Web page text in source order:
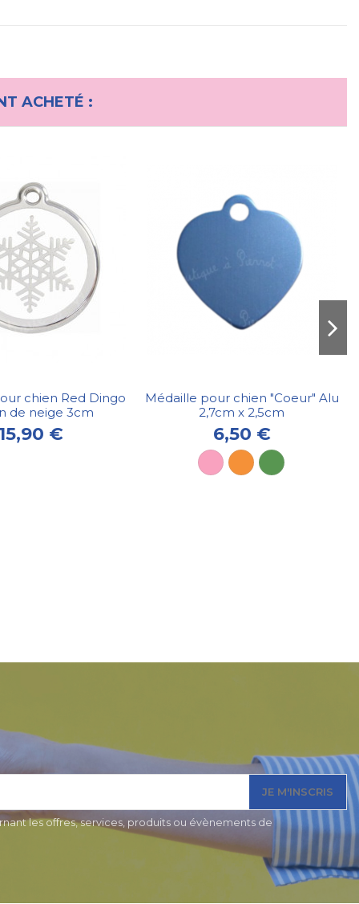
ACHETÉ :
chien Red Dingo
de neige 3cm
15,90 €
Médaille pour chien "Coeur" Alu
2,7cm x 2,5cm
6,50 €
JE M'INSCRIS
les offres, services, produits ou évènements de